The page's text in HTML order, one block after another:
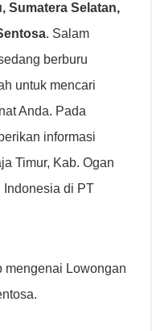
Sumatera Selatan,
. Salam
berburu
untuk mencari
Anda. Pada
informasi
Timur, Kab. Ogan
Indonesia di PT
mengenai Lowongan